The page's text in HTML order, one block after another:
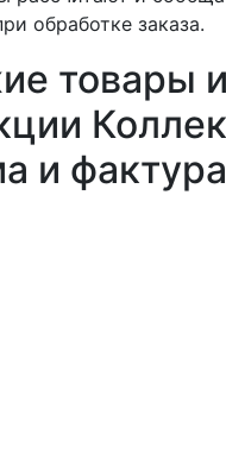
обработке заказа.
товары
и